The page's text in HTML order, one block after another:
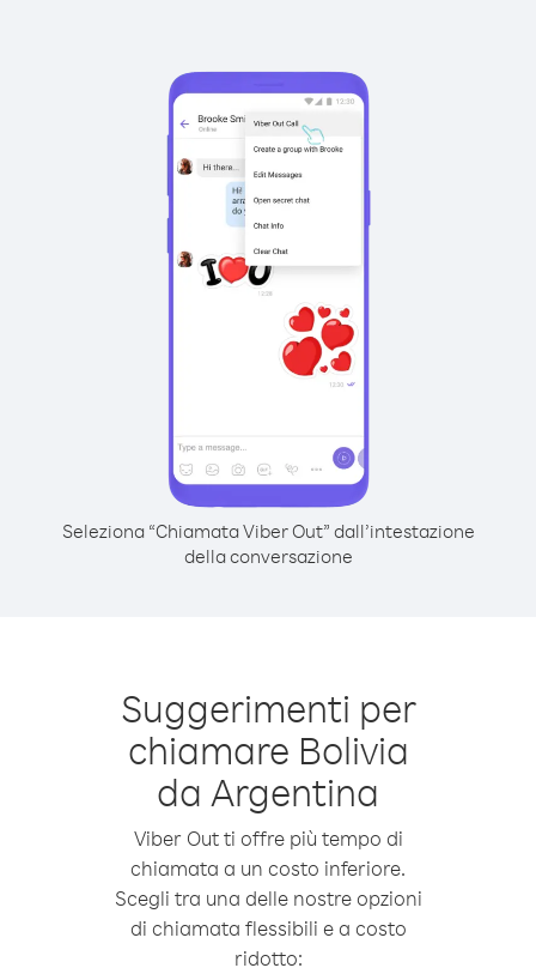
Seleziona “Chiamata Viber Out” dall’intestazione
della conversazione
Suggerimenti per
chiamare Bolivia
da Argentina
Viber Out ti offre più tempo di
chiamata a un costo inferiore.
Scegli tra una delle nostre opzioni
di chiamata flessibili e a costo
ridotto: